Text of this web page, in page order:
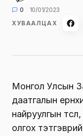
0
10/01/2023
ХУВААЛЦАХ
Монгол Улсын
даатгалын
найруулгын
олгох